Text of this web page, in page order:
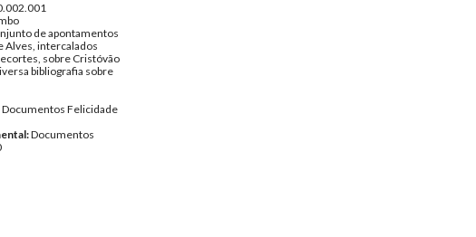
de apontamentos
Alves, intercalados
sobre Cristóvão
bibliografia sobre
Documentos Felicidade
Documentos